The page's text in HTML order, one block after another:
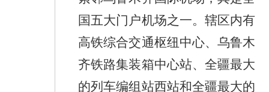
国五大门户机场之一。 辖区内有
高铁综合交通枢纽中心、乌鲁木
齐铁路集装箱中心站、全疆最大
的列车编组站西站和全疆最大的